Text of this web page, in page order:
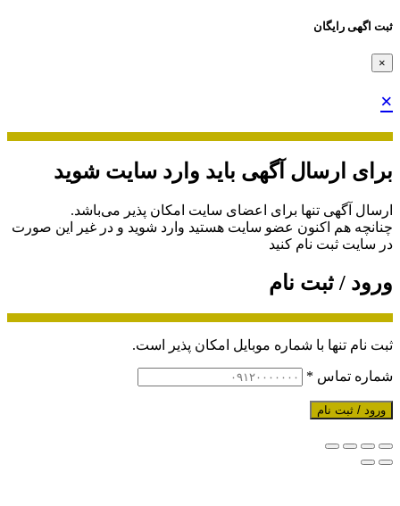
ثبت اگهی رایگان
×
×
برای ارسال آگهی باید وارد سایت شوید
ارسال آگهی تنها برای اعضای سایت امکان پذیر می‌باشد.
چنانچه هم‌ اکنون عضو سایت هستید وارد شوید و در غیر این صورت
در سایت ثبت نام کنید
ورود / ثبت نام
ثبت نام تنها با شماره موبایل امکان پذیر است.
شماره تماس *
ورود / ثبت نام